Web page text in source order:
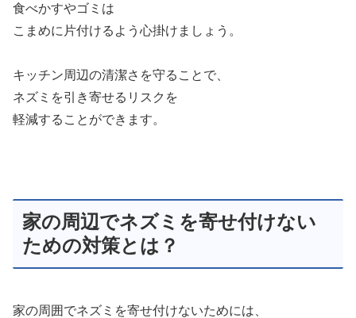
食べかすやゴミは
こまめに片付けるよう心掛けましょう。
キッチン周辺の清潔さを守ることで、
ネズミを引き寄せるリスクを
軽減することができます。
家の周辺でネズミを寄せ付けない
ための対策とは？
家の周囲でネズミを寄せ付けないためには、